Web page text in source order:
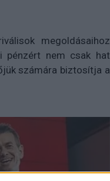
megoldásaihoz
pénzért nem csak hat
számára biztosítja a